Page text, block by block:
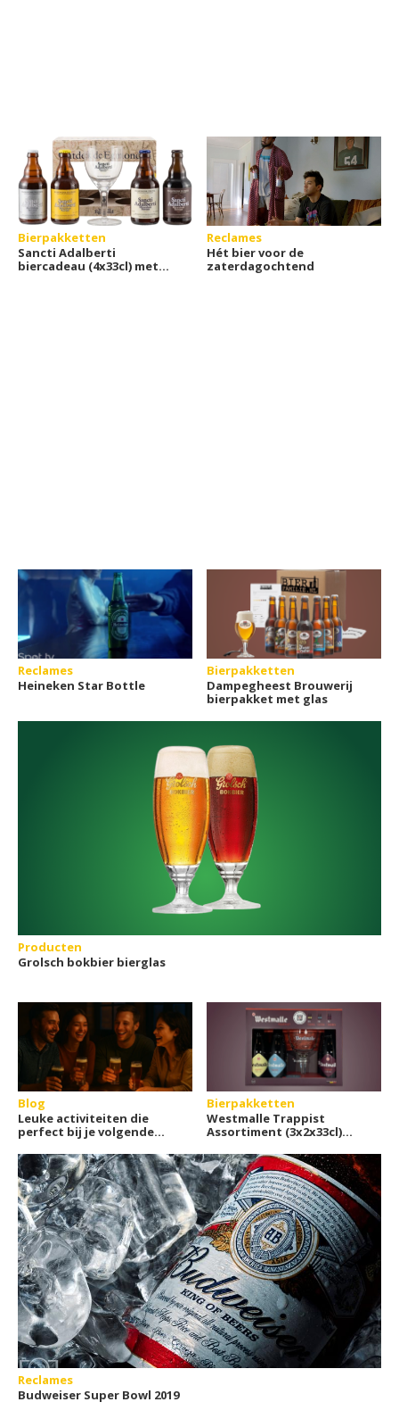
Bierpakketten
Sancti Adalberti
biercadeau (4x33cl) met
Reclames
Hét bier voor de
zaterdagochtend
Reclames
Heineken Star Bottle
Bierpakketten
Dampegheest Brouwerij
bierpakket met glas
Producten
Grolsch bokbier bierglas
Blog
Leuke activiteiten die
perfect bij je volgende
Bierpakketten
Westmalle Trappist
Assortiment (3x2x33cl)
Reclames
Budweiser Super Bowl 2019